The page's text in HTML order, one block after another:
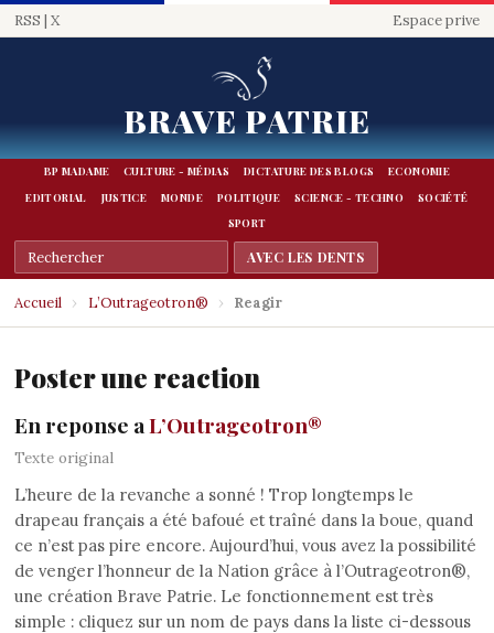
RSS | X Espace prive
BRAVE PATRIE
BP MADAME CULTURE - MÉDIAS DICTATURE DES BLOGS
ECONOMIE
EDITORIAL
JUSTICE MONDE POLITIQUE SCIENCE - TECHNO
SOCIÉTÉ
SPORT
Accueil › L’Outrageotron® › Reagir
Poster une reaction
En reponse aL’Outrageotron®
Texte original
L’heure de la revanche a sonné ! Trop longtemps le
drapeau français a été bafoué et traîné dans la boue, quand
ce n’est pas pire encore. Aujourd’hui, vous avez la possibilité
de venger l’honneur de la Nation grâce à l’Outrageotron®,
une création Brave Patrie. Le fonctionnement est très
simple : cliquez sur un nom de pays dans la liste ci-dessous